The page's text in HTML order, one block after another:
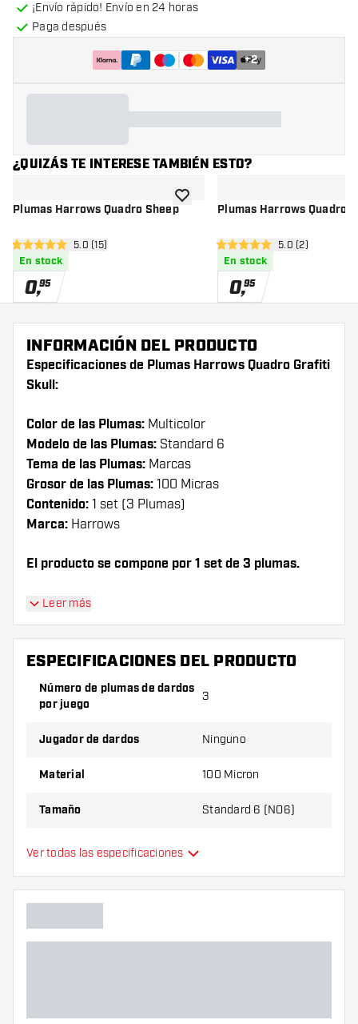
¡Envío rápido! Envío en 24 horas
Paga después
+2
¿QUIZÁS TE INTERESE TAMBIÉN ESTO?
Plumas Harrows Quadro Sheep
abrir panel de reseñas
5 estrellas de puntuación
5.0 (15)
En stock
0,95
añadir a la lista de deseos
Plumas Harrows Quadro
abrir panel de
5 estrellas de puntuación
5.0 (2)
En stock
0,95
INFORMACIÓN DEL PRODUCTO
Especificaciones de Plumas Harrows Quadro Grafiti
Skull:
Color de las Plumas: Multicolor
Modelo de las Plumas: Standard 6
Tema de las Plumas: Marcas
Grosor de las Plumas: 100 Micras
Contenido: 1 set (3 Plumas)
Marca: Harrows
El producto se compone por 1 set de 3 plumas.
¡Consejo de Dartshopper!
Asegúrate de tener suficientes plumas y cañas.
Estas pueden dañarse o romperse con el uso.
Prueba una forma, un material o un grosor
variante es mejor para ti.
Leer más
ESPECIFICACIONES DEL PRODUCTO
Número de plumas de dardos
por juego
3
Jugador de dardos Ninguno
Material 100 Micron
Tamaño Standard 6 (NO6)
Tipo
Flexibilidad
Ver todas las especificaciones